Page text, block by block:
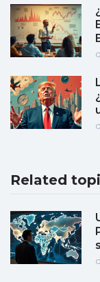
Related